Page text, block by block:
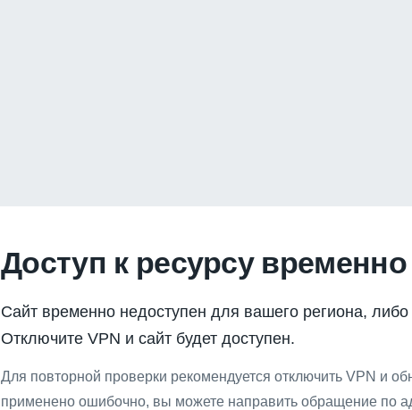
Доступ к ресурсу
Сайт временно недоступен для вашего региона,
Отключите VPN и сайт будет доступен.
Для повторной проверки рекомендуется отключить VPN и
применено ошибочно, вы можете направить обращение по